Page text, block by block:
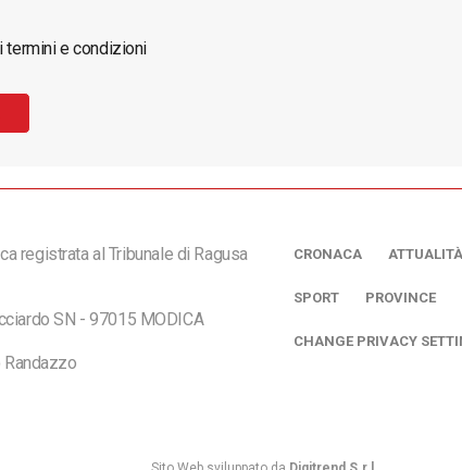
termini e condizioni
registrata al Tribunale di Ragusa
SN - 97015 MODICA
Randazzo
CRONACA ATTUALITÀ
SPORT PROVINCE
CHANGE PRIVACY